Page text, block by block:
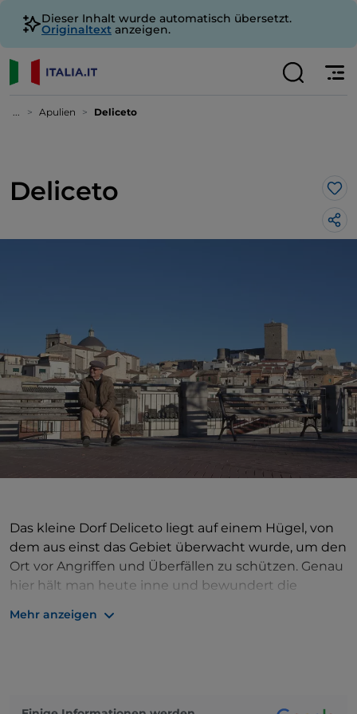
Dieser Inhalt wurde automatisch übersetzt.
Originaltext anzeigen.
... Apulien Deliceto
Deliceto
Das kleine Dorf Deliceto liegt auf einem Hügel, von
dem aus einst das Gebiet überwacht wurde, um den
Ort vor Angriffen und Überfällen zu schützen. Genau
hier hält man heute inne und bewundert die
ihren Eichenwäldern, der mediterranen Macchia,
Mehr anzeigen